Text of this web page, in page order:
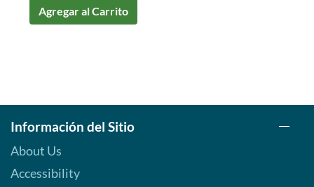
Agregar al Carrito
Información del Sitio
About Us
Accessibility